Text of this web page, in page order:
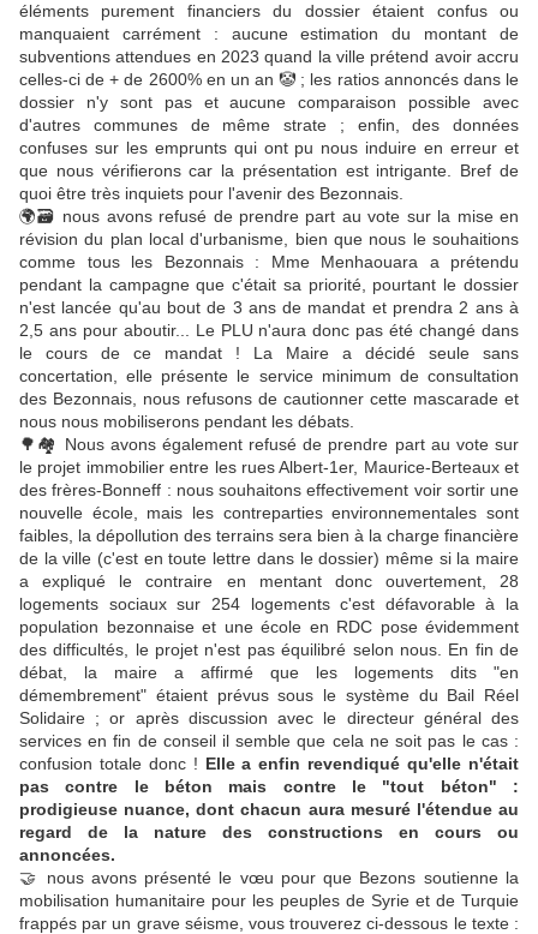
éléments purement financiers du dossier étaient confus ou
manquaient carrément : aucune estimation du montant de
subventions attendues en 2023 quand la ville prétend avoir accru
celles-ci de + de 2600% en un an🤡 ; les ratios annoncés dans le
dossier n'y sont pas et aucune comparaison possible avec
d'autres communes de même strate ; enfin, des données
confuses sur les emprunts qui ont pu nous induire en erreur et
que nous vérifierons car la présentation est intrigante. Bref de
quoi être très inquiets pour l'avenir des Bezonnais.
🌍🗃 nous avons refusé de prendre part au vote sur la mise en
révision du plan local d'urbanisme, bien que nous le souhaitions
comme tous les Bezonnais : Mme Menhaouara a prétendu
pendant la campagne que c'était sa priorité, pourtant le dossier
n'est lancée qu'au bout de 3 ans de mandat et prendra 2 ans à
2,5 ans pour aboutir... Le PLU n'aura donc pas été changé dans
le cours de ce mandat ! La Maire a décidé seule sans
concertation, elle présente le service minimum de consultation
des Bezonnais, nous refusons de cautionner cette mascarade et
nous nous mobiliserons pendant les débats.
🌳 🏘
Nous avons également refusé de prendre part au vote sur
le projet immobilier entre les rues Albert-1er, Maurice-Berteaux et
des frères-Bonneff : nous souhaitons effectivement voir sortir une
nouvelle école, mais les contreparties environnementales sont
faibles, la dépollution des terrains sera bien à la charge financière
de la ville (c'est en toute lettre dans le dossier) même si la maire
a expliqué le contraire en mentant donc ouvertement, 28
logements sociaux sur 254 logements c'est défavorable à la
population bezonnaise et une école en RDC pose évidemment
des difficultés, le projet n'est pas équilibré selon nous. En fin de
débat, la maire a affirmé que les logements dits "en
démembrement" étaient prévus sous le système du Bail Réel
Solidaire ; or après discussion avec le directeur général des
services en fin de conseil il semble que cela ne soit pas le cas :
confusion totale donc ! Elle a enfin revendiqué qu'elle n'était
pas contre le béton mais contre le "tout béton" :
prodigieuse nuance, dont chacun aura mesuré l'étendue au
regard de la nature des constructions en cours ou
annoncées.
🤝
nous avons présenté le vœu pour que Bezons soutienne la
mobilisation humanitaire pour les peuples de Syrie et de Turquie
frappés par un grave séisme, vous trouverez ci-dessous le texte :